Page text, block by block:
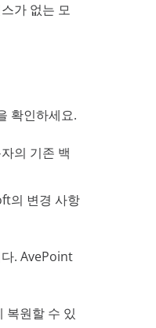
가 없는 모
확인하세요.
의 기존 백
의 변경 사항
. AvePoint
복원할 수 있